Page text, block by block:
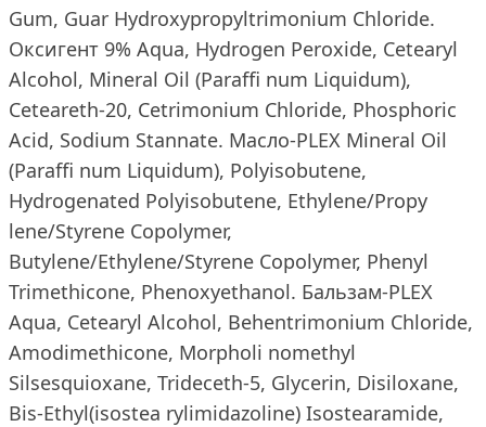
Gum, Guar Hydroxypropyltrimonium Chloride.
Оксигент 9% Aqua, Hydrogen Peroxide, Cetearyl
Alcohol, Mineral Oil (Paraffi num Liquidum),
Ceteareth-20, Cetrimonium Chloride, Phosphoric
Acid, Sodium Stannate. Масло-PLEX Mineral Oil
(Paraffi num Liquidum), Polyisobutene,
Hydrogenated Polyisobutene, Ethylene/Propy
lene/Styrene Copolymer,
Butylene/Ethylene/Styrene Copolymer, Phenyl
Trimethicone, Phenoxyethanol. Бальзам-PLEX
Aqua, Cetearyl Alcohol, Behentrimonium Chloride,
Amodimethicone, Morpholi nomethyl
Silsesquioxane, Trideceth-5, Glycerin, Disiloxane,
Bis-Ethyl(isostea rylimidazoline) Isostearamide,